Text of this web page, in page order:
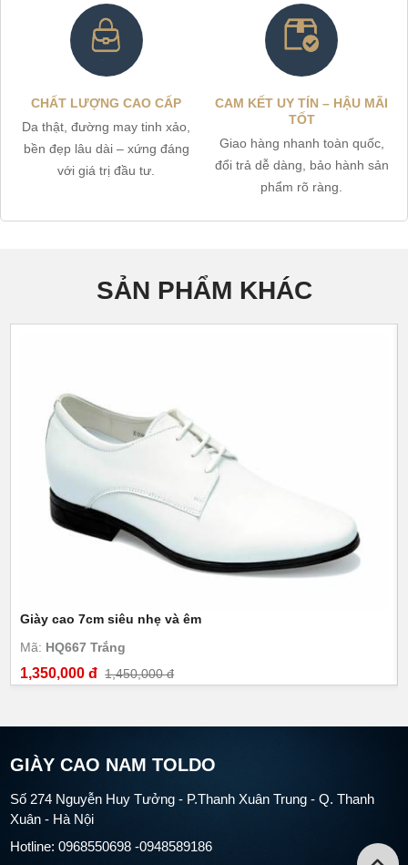
CHẤT LƯỢNG CAO CẤP
Da thật, đường may tinh xảo,
bền đẹp lâu dài – xứng đáng
với giá trị đầu tư.
CAM KẾT UY TÍN – HẬU MÃI
TỐT
Giao hàng nhanh toàn quốc,
đổi trả dễ dàng, bảo hành sản
phẩm rõ ràng.
SẢN PHẨM KHÁC
Giày cao 7cm siêu nhẹ và êm
Mã: HQ667 Trắng
1,350,000 đ 1,450,000 đ
GIÀY CAO NAM TOLDO
Số 274 Nguyễn Huy Tưởng - P.Thanh Xuân Trung - Q. Thanh
Xuân - Hà Nội
Hotline: 0968550698 -0948589186